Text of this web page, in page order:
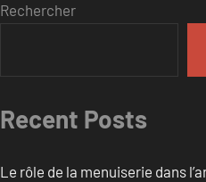
Rechercher
Recent Posts
Le rôle de la menuiserie dans